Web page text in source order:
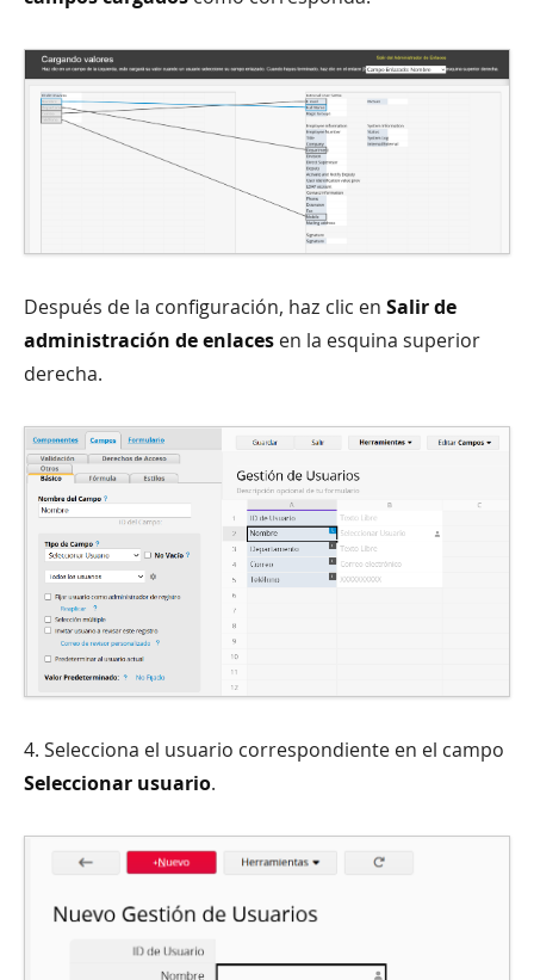
Después de la configuración, haz clic en Salir de
administración de enlaces en la esquina superior
derecha.
4. Selecciona el usuario correspondiente en el campo
Seleccionar usuario.